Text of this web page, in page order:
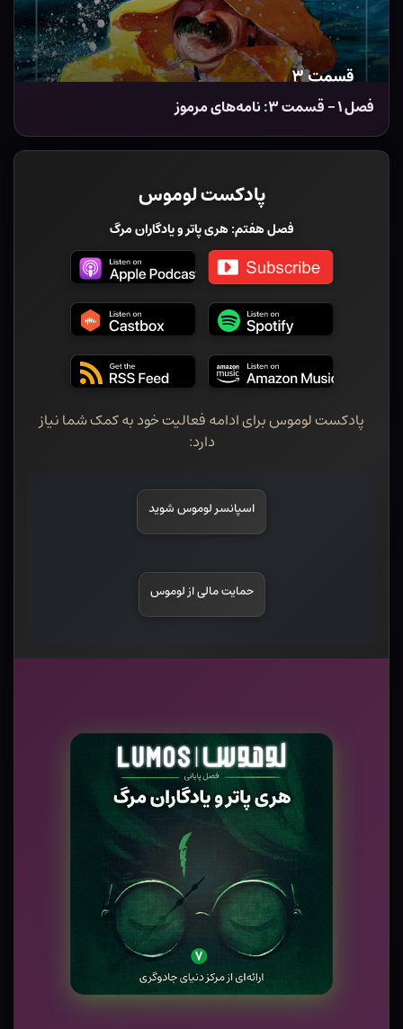
فصل ۱ – قسمت ۳: نامه‌های مرموز
پادکست لوموس
فصل هفتم: هری پاتر و یادگاران مرگ
پادکست لوموس برای ادامه فعالیت خود به کمک شما نیاز
دارد:
اسپانسر لوموس شوید
حمایت مالی از لوموس